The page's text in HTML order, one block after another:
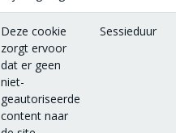
Deze cookie
zorgt ervoor
dat er geen
niet-
geautoriseerde
content naar
Sessieduur